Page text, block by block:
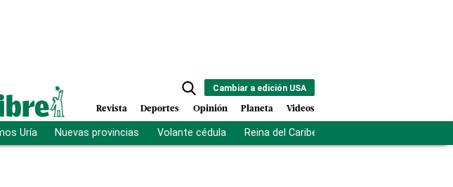
Cambiar a edición USA
Revista Deportes Opinión Planeta Videos
Uría Nuevas provincias Volante cédula Reina del Caribe